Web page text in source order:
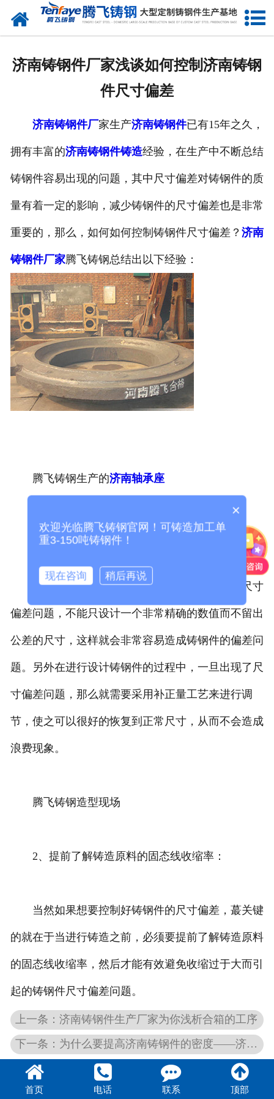
网站首页
生产能力
联系我们
济南铸钢件厂家浅谈如何控制济南铸钢
件尺寸偏差
济南铸钢件厂家生产济南铸钢件已有15年之久，
拥有丰富的济南铸钢件铸造经验，在生产中不断总结
铸钢件容易出现的问题，其中尺寸偏差对铸钢件的质
量有着一定的影响，减少铸钢件的尺寸偏差也是非常
重要的，那么，如何如何控制铸钢件尺寸偏差？ 济南
铸钢件厂家腾飞铸钢总结出以下经验：
腾飞铸钢生产的济南轴承座
1、设计者要考虑周全、顾全大局：
设计者在进行铸钢件的设计时，需要考虑到尺寸
偏差问题，不能只设计一个非常精确的数值而不留出
公差的尺寸，这样就会非常容易造成铸钢件的偏差问
题。另外在进行设计铸钢件的过程中，一旦出现了尺
寸偏差问题，那么就需要采用补正量工艺来进行调
节，使之可以很好的恢复到正常尺寸，从而不会造成
浪费现象。
腾飞铸钢造型现场
2、提前了解铸造原料的固态线收缩率：
当然如果想要控制好铸钢件的尺寸偏差，蕞关键
的就在于当进行铸造之前，必须要提前了解铸造原料
的固态线收缩率，然后才能有效避免收缩过于大而引
起的铸钢件尺寸偏差问题。
上一条：济南铸钢件生产厂家为你浅析合箱的工序
下一条：为什么要提高济南铸钢件的密度——济南铸钢件厂家来告诉你
首页 电话 联系 顶部
×
欢迎光临腾飞铸钢官网！可铸造加工单
重3-150吨铸钢件！
现在咨询 稍后再说